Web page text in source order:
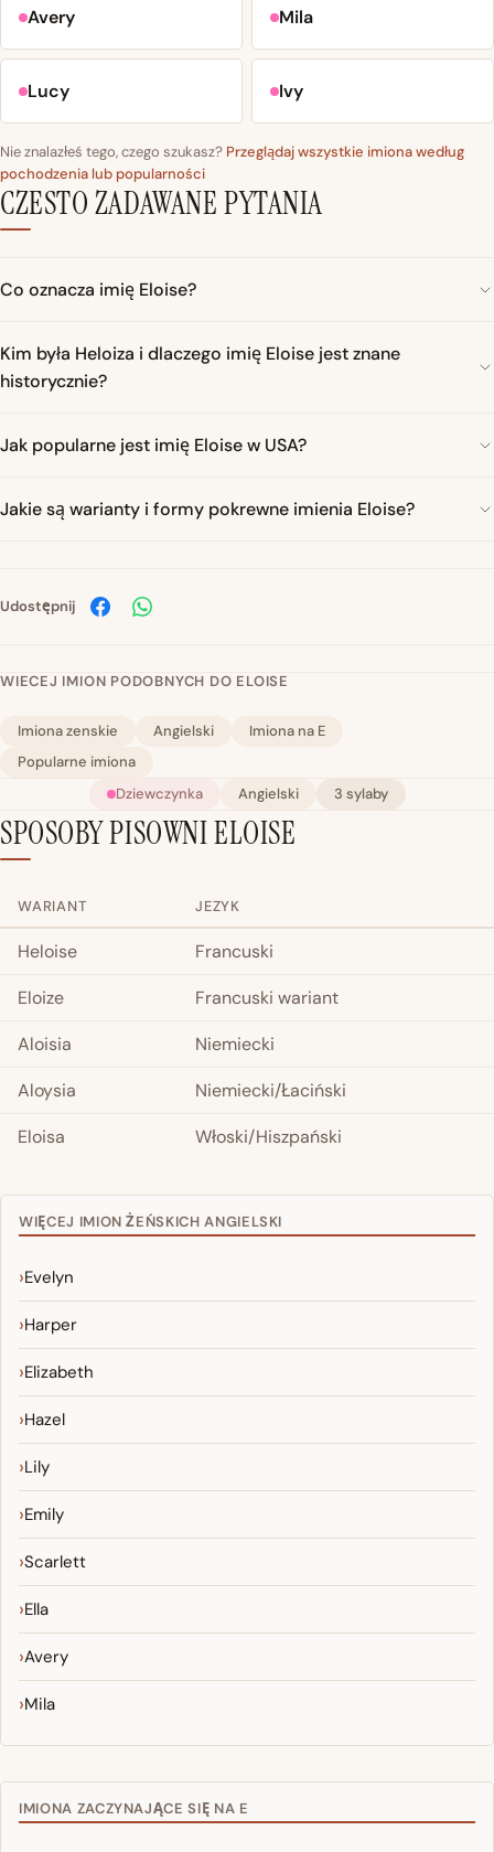
Avery Mila
Lucy Ivy
Nie znalazłeś tego, czego szukasz? Przeglądaj wszystkie imiona według
pochodzenia lub popularności
CZESTO ZADAWANE PYTANIA
Co oznacza imię Eloise?
Kim była Heloiza i dlaczego imię Eloise jest znane
historycznie?
Jak popularne jest imię Eloise w USA?
Jakie są warianty i formy pokrewne imienia Eloise?
Udostępnij
WIECEJ IMION PODOBNYCH DO ELOISE
Imiona zenskie Angielski
Imiona na E
Popularne imiona
Dziewczynka
Angielski 3 sylaby
SPOSOBY PISOWNI ELOISE
WARIANT JEZYK
Heloise
Francuski
Eloize
Francuski wariant
Aloisia
Niemiecki
Aloysia
Niemiecki/Łaciński
Eloisa
Włoski/Hiszpański
WIĘCEJ IMION ŻEŃSKICH ANGIELSKI
Evelyn
Harper
Elizabeth
Hazel
Lily
Emily
Scarlett
Ella
Avery
Mila
IMIONA ZACZYNAJĄCE SIĘ NA E